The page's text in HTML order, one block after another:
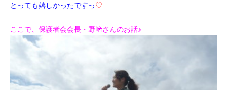
とっても嬉しかったですっ♡
ここで、保護者会会長・野﨑さんのお話♪